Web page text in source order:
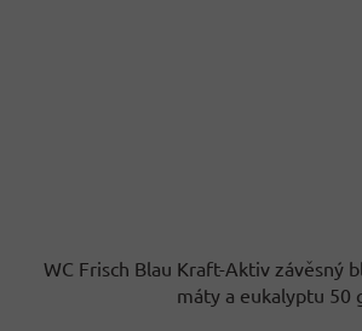
WC Frisch Blau Kraft-Aktiv závěsný
máty a eukalyptu 50